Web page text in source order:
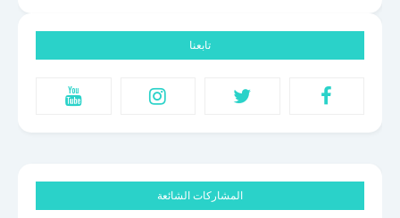
تابعنا
المشاركات الشائعة